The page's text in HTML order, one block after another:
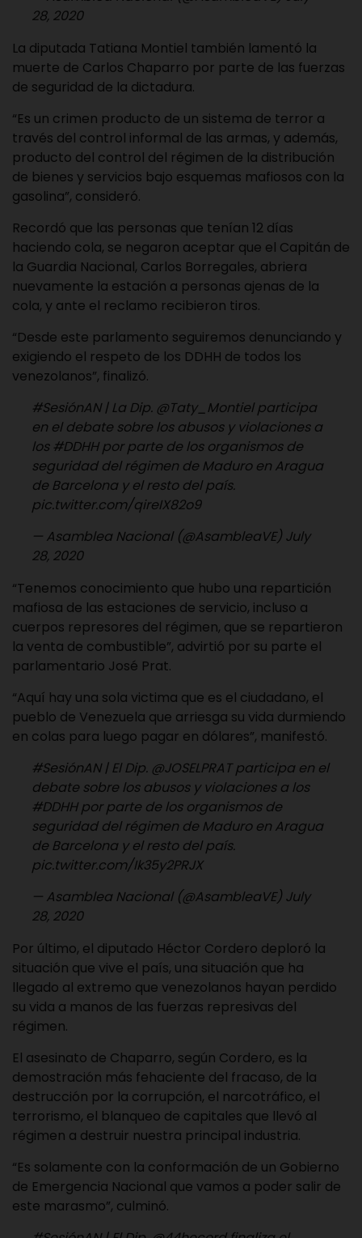
28, 2020
La diputada Tatiana Montiel también lamentó la
muerte de Carlos Chaparro por parte de las fuerzas
de seguridad de la dictadura.
“Es un crimen producto de un sistema de terror a
través del control informal de las armas, y además,
producto del control del régimen de la distribución
de bienes y servicios bajo esquemas mafiosos con la
gasolina”, consideró.
Recordó que las personas que tenían 12 días
haciendo cola, se negaron aceptar que el Capitán de
la Guardia Nacional, Carlos Borregales, abriera
nuevamente la estación a personas ajenas de la
cola, y ante el reclamo recibieron tiros.
“Desde este parlamento seguiremos denunciando y
exigiendo el respeto de los DDHH de todos los
venezolanos”, finalizó.
#SesiónAN| La Dip. @Taty_Montielparticipa
en el debate sobre los abusos y violaciones a
los #DDHHpor parte de los organismos de
seguridad del régimen de Maduro en Aragua
de Barcelona y el resto del país.
pic.twitter.com/qireIX82o9
— Asamblea Nacional (@AsambleaVE) July
28, 2020
“Tenemos conocimiento que hubo una repartición
mafiosa de las estaciones de servicio, incluso a
cuerpos represores del régimen, que se repartieron
la venta de combustible”, advirtió por su parte el
parlamentario José Prat.
“Aquí hay una sola victima que es el ciudadano, el
pueblo de Venezuela que arriesga su vida durmiendo
en colas para luego pagar en dólares”, manifestó.
#SesiónAN| El Dip. @JOSELPRATparticipa en el
debate sobre los abusos y violaciones a los
#DDHHpor parte de los organismos de
seguridad del régimen de Maduro en Aragua
de Barcelona y el resto del país.
pic.twitter.com/Ik35y2PRJX
— Asamblea Nacional (@AsambleaVE) July
28, 2020
Por último, el diputado Héctor Cordero deploró la
situación que vive el país, una situación que ha
llegado al extremo que venezolanos hayan perdido
su vida a manos de las fuerzas represivas del
régimen.
El asesinato de Chaparro, según Cordero, es la
demostración más fehaciente del fracaso, de la
destrucción por la corrupción, el narcotráfico, el
terrorismo, el blanqueo de capitales que llevó al
régimen a destruir nuestra principal industria.
“Es solamente con la conformación de un Gobierno
de Emergencia Nacional que vamos a poder salir de
este marasmo”, culminó.